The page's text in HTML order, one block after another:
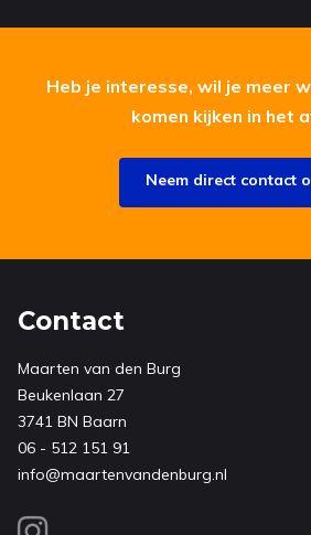
Heb je interesse, wil je meer
komen kijken in het
Neem direct contact
Contact
Maarten van den Burg
Beukenlaan 27
3741 BN Baarn
06 - 512 151 91
info@maartenvandenburg.nl